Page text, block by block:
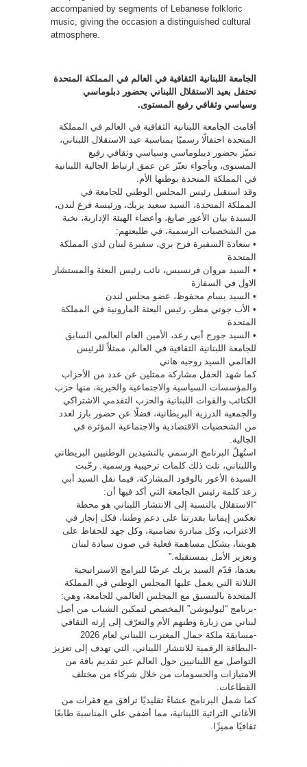
accompanied by segments of Lebanese folkloric
music, giving the occasion a distinguished cultural
atmosphere.
الجامعة اللبنانية الثقافية في العالم في المملكة المتحدة
تحتفل بعيد الاستقلال اللبناني بحضور دبلوماسي
وسياسي وثقافي رفيع المستوى.
أقامت الجامعة اللبنانية الثقافية في العالم في المملكة
المتحدة احتفالًا رسميًا بمناسبة عيد الاستقلال اللبناني،
تميّز بحضور ديبلوماسي وسياسي وثقافي رفيع
المستوى، وبأجواء تعبّر عن عمق ارتباط الجالية اللبنانية
في المملكة المتحدة بوطنها الأم.
وقد استقبل رئيس المجلس الوطني للجامعة في
المملكة المتحدة، السيد سعيد يزبك، ورئيسة فرع لندن،
السيدة بيان الأعور صايغ، وأعضاء الهيئة الإدارية، نخبة
من الشخصيات الرسمية، في طليعتهم:
• سعادة السفيرة فرح بري، سفيرة لبنان لدى المملكة
المتحدة
• السيد مروان فرنسيس، نائب رئيس البعثة والمستشار
الاول في السفارة
• السيد بسام محفوظ، عضو مجلس لندن
• الأب جوني مطر، رئيس البعثة المارونية في المملكة
المتحدة
• السيد جورج أبي رعد، الأمين العام العالمي السابق
للجامعة اللبنانية الثقافية في العالم، ممثلاً للرئيس
العالمي السيد روجيه هاني
كما شهد الحفل مشاركة ممثلين عن عدد من الأحزاب
والمؤسسات السياسية والاجتماعية والخيرية، منها حزب
الكتائب والقوات اللبنانية والحزب التقدمي الاشتراكي
والجمعية الدرزية البريطانية، فضلًا عن حضور بارز لعدد
من الشخصيات الاقتصادية والاجتماعية المؤثرة في
الجالية.
استُهلّ البرنامج الرسمي بالنشيدين الوطنيين البريطاني
واللبناني، تلت ذلك كلمات ترحيبية ورسمية. رحّبت
السيدة الأعور بالوفود المشاركة، فيما نقل السيد أبي
رعد كلمة رئيس الجامعة التي أكد فيها أن:
“الاستقلال بالنسبة إلى الانتشار اللبناني هو محطة
تعكس إيماننا بقدرتنا على دعم وطننا، فكل إنجاز في
الاغتراب، وكل مبادرة تضامنية، وكل جهد للحفاظ على
هويتنا، يشكل مساهمة فعلية في صون سيادة لبنان
وتعزيز الأمل بمستقبله.”
بعدها، قدّم السيد يزبك عرضًا للبرامج الاستراتيجية
الثلاثة التي يعمل عليها المجلس الوطني في المملكة
المتحدة بالتنسيق مع المجلس العالمي للجامعة، وهي:
-برنامج “لبوليوشن” المخصص لتمكين الشباب من أصل
لبناني من زيارة وطنهم الأم والتعرّف إلى إرثه الثقافي
-مسابقة ملكة جمال المغترب اللبناني لعام 2026
-البطاقة الرقمية للانتشار اللبناني، التي تهدف إلى تعزيز
التواصل مع اللبنانيين حول العالم عبر تقديم باقة من
الامتيازات والحسومات من خلال شركاء من مختلف
القطاعات.
كما شمل البرنامج عشاءً تقليديًا ترافق مع فقرات من
الأغاني التراثية اللبنانية، مما أضفى على المناسبة طابعًا
ثقافيًا مميزًا.